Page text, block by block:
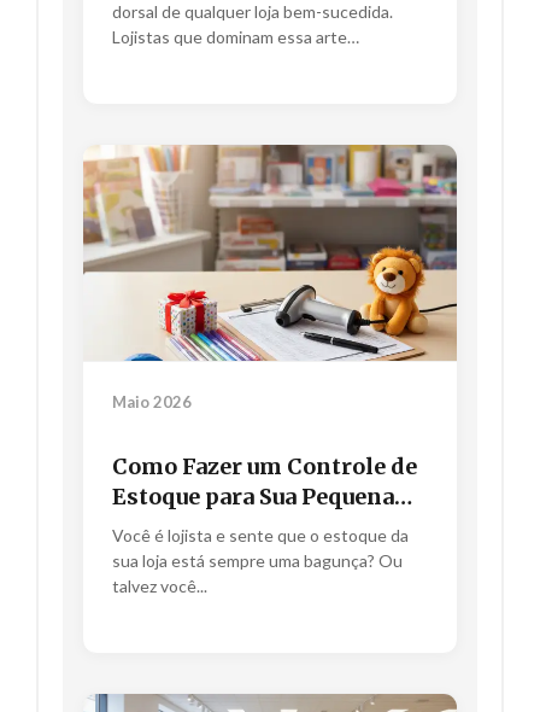
dorsal de qualquer loja bem-sucedida.
Lojistas que dominam essa arte
Maio 2026
Como Fazer um Controle de
Estoque para Sua Pequena
Loja e Multiplicar Seus
Lucros.
Você é lojista e sente que o estoque da
sua loja está sempre uma bagunça? Ou
talvez você...